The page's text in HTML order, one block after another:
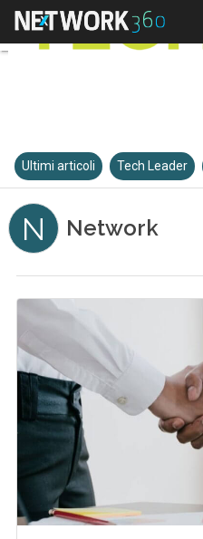
Ultimi articoli Tech Leader
N Network